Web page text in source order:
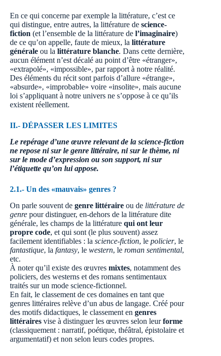
En ce qui concerne par exemple la littérature, c’est ce
qui distingue, entre autres, la littérature de science-
fiction (et l’ensemble de la littérature de l’imaginaire)
de ce qu’on appelle, faute de mieux, la littérature
générale ou la littérature blanche. Dans cette dernière,
aucun élément n’est décalé au point d’être «étranger»,
«extrapolé», «impossible», par rapport à notre réalité.
Des éléments du récit sont parfois d’allure «étrange»,
«absurde», «improbable» voire «insolite», mais aucune
loi s’appliquant à notre univers ne s’oppose à ce qu’ils
existent réellement.
II.- DÉPASSER LES LIMITES
Le repérage d’une œuvre relevant de la science-fiction
ne repose ni sur le genre littéraire, ni sur le thème, ni
sur le mode d’expression ou son support, ni sur
l’étiquette qu’on lui appose.
2.1.- Un des «mauvais» genres ?
On parle souvent de genre littéraire ou de littérature de
genre pour distinguer, en-dehors de la littérature dite
générale, les champs de la littérature qui ont leur
propre code, et qui sont (le plus souvent) assez
facilement identifiables : la science-fiction, le policier, le
fantastique, la fantasy, le western, le roman sentimental,
etc.
À noter qu’il existe des œuvres mixtes, notamment des
policiers, des westerns et des romans sentimentaux
traités sur un mode science-fictionnel.
En fait, le classement de ces domaines en tant que
genres littéraires relève d’un abus de langage. Créé pour
des motifs didactiques, le classement en genres
littéraires vise à distinguer les œuvres selon leurforme
(classiquement : narratif, poétique, théâtral, épistolaire et
argumentatif) et non selon leurs codes propres.